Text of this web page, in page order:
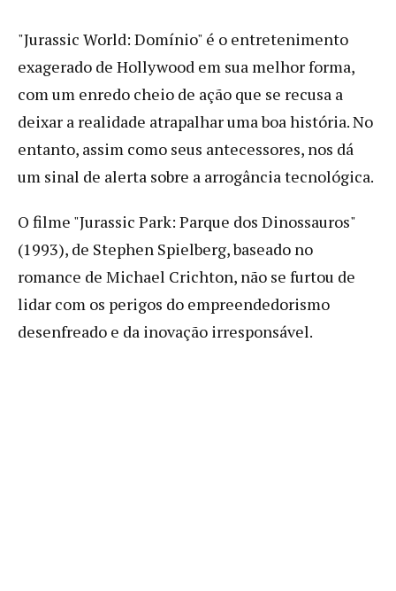
"Jurassic World: Domínio" é o entretenimento
exagerado de Hollywood em sua melhor forma,
com um enredo cheio de ação que se recusa a
deixar a realidade atrapalhar uma boa história. No
entanto, assim como seus antecessores, nos dá
um sinal de alerta sobre a arrogância tecnológica.
O filme "Jurassic Park: Parque dos Dinossauros"
(1993), de Stephen Spielberg, baseado no
romance de Michael Crichton, não se furtou de
lidar com os perigos do empreendedorismo
desenfreado e da inovação irresponsável.